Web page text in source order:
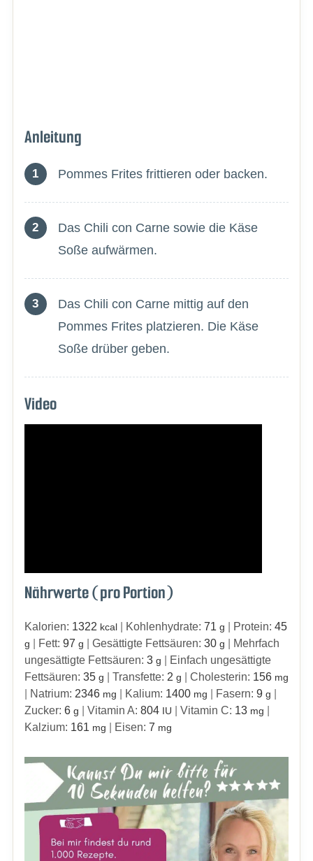
Anleitung
Pommes Frites frittieren oder backen.
Das Chili con Carne sowie die Käse
Soße aufwärmen.
Das Chili con Carne mittig auf den
Pommes Frites platzieren. Die Käse
Soße drüber geben.
Video
Nährwerte (pro Portion)
Kalorien: 1322 kcal| Kohlenhydrate: 71 g Protein: 45
g Fett: 97 g Gesättigte Fettsäuren: 30 g
Mehrfach
ungesättigte Fettsäuren: 3 g
Einfach ungesättigte
Fettsäuren: 35 g Transfette: 2 g Cholesterin: 156 mg
Natrium: 2346 mg Kalium: 1400 mg Fasern: 9 g
Zucker: 6 g Vitamin A: 804 IU Vitamin C: 13 mg
Kalzium: 161 mg Eisen: 7 mg